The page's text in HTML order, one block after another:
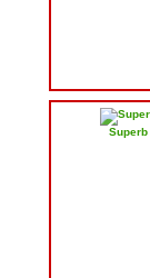
Superb